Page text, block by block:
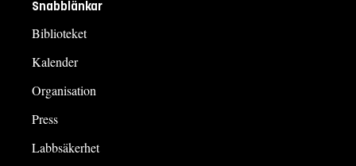
Snabblänkar
Biblioteket
Kalender
Organisation
Press
Labbsäkerhet